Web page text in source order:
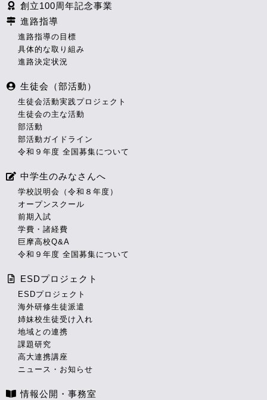
創立100周年記念事業
進路指導
進路指導の目標
具体的な取り組み
進路決定状況
生徒会（部活動）
生徒会活動実践プロジェクト
生徒会の主な活動
部活動
部活動ガイドライン
令和９年度 全国募集について
中学生のみなさんへ
学校説明会（令和８年度）
オープンスクール
前期入試
学費・諸経費
巨摩高校Q&A
令和９年度 全国募集について
ESDプロジェクト
ESDプロジェクト
海外研修生徒派遣
姉妹校生徒受け入れ
地域との連携
課題研究
高大連携講座
ニュース・お知らせ
情報公開・事務室